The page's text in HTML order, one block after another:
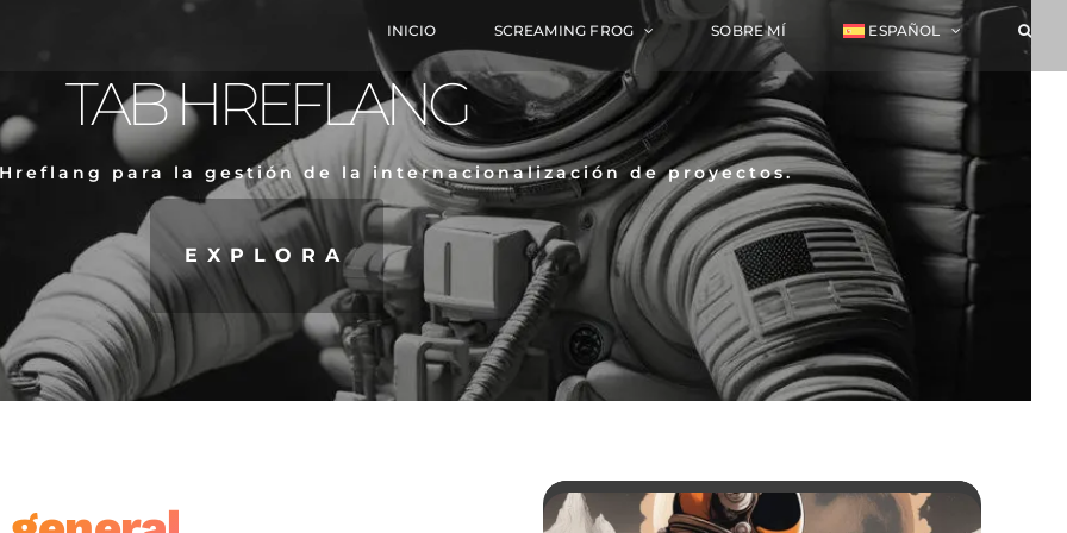
INICIO SCREAMING FROG SOBRE MÍ ESPAÑOL
TAB HREFLANG
para la gestión de la internacionalización de proyectos.
EXPLORA